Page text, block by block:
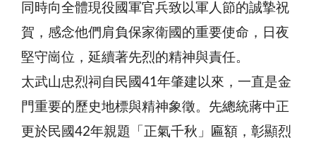
同時向全體現役國軍官兵致以軍人節的誠摯祝
賀，感念他們肩負保家衛國的重要使命，日夜
堅守崗位，延續著先烈的精神與責任。
太武山忠烈祠自民國41年肇建以來，一直是金
門重要的歷史地標與精神象徵。先總統蔣中正
更於民國42年親題「正氣千秋」匾額，彰顯烈